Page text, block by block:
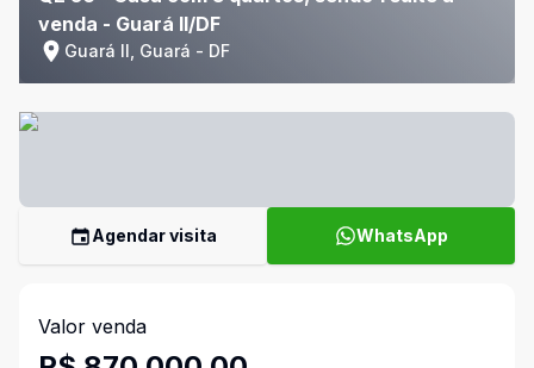
venda - Guará II/DF
Guará II, Guará - DF
Agendar visita WhatsApp
Valor venda